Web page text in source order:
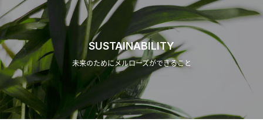
SUSTAINABILITY
未来のためにメルローズができること